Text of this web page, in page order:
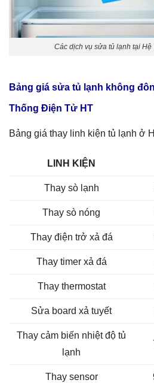
Các dịch vụ sửa tủ lạnh tại
Bảng giá sửa tủ lạnh không
Thống Điện Tử HT
Bảng giá thay linh kiện tủ lạnh ở
LINH KIỆN
Thay sò lạnh
Thay sò nóng
Thay điện trở xả đá
Thay timer xả đá
Thay thermostat
Sửa board xả tuyết
Thay cảm biến nhiệt độ tủ
lạnh
Thay sensor